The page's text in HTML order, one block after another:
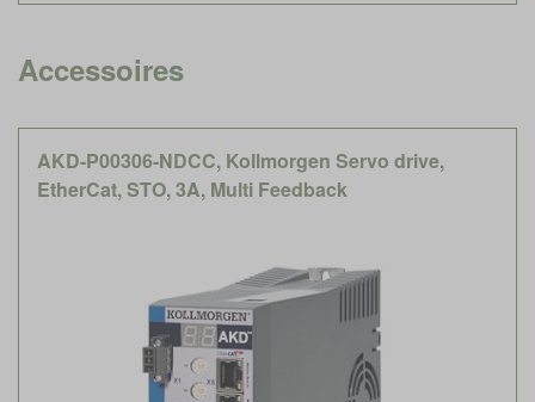
Accessoires
AKD-P00306-NDCC, Kollmorgen Servo drive,
EtherCat, STO, 3A, Multi Feedback